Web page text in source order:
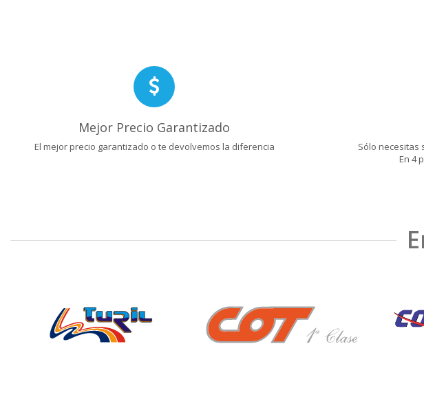
Mejor Precio Garantizado
El mejor precio garantizado o te devolvemos la diferencia
Sólo necesitas
En 4